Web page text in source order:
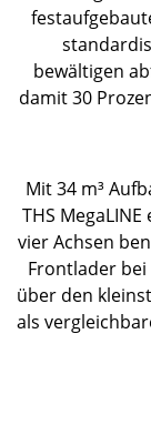
bewältigen
damit 30
Mit 34 m³
THS
vier Achsen
Frontlader bei
über den
als